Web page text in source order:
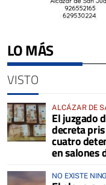
LO MÁS
VISTO
ALCÁZAR DE
El juzgado
decreta
cuatro
en salones
NO EXISTE